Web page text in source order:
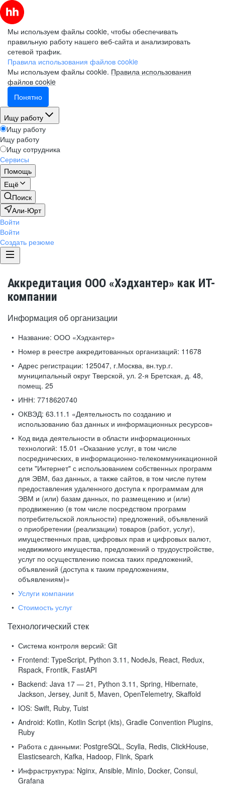
Мы используем файлы cookie, чтобы обеспечивать
правильную работу нашего веб-сайта и анализировать
сетевой трафик.
Правила использования файлов cookie
Мы используем файлы cookie. Правила использования
файлов cookie
Понятно
Ищу работу
Ищу работу
Ищу работу
Ищу сотрудника
Сервисы
Помощь
Ещё
Поиск
Али-Юрт
Войти
Войти
Создать резюме
Аккредитация ООО «Хэдхантер» как ИТ-
компании
Информация об организации
Название: ООО «Хэдхантер»
Номер в реестре аккредитованных организаций: 11678
Адрес регистрации: 125047, г.Москва, вн.тур.г.
муниципальный округ Тверской, ул. 2-я Бретская, д. 48,
помещ. 25
ИНН: 7718620740
ОКВЭД: 63.11.1 «Деятельность по созданию и
использованию баз данных и информационных ресурсов»
Код вида деятельности в области информационных
технологий: 15.01 «Оказание услуг, в том числе
посреднических, в информационно-телекоммуникационной
сети "Интернет" с использованием собственных программ
для ЭВМ, баз данных, а также сайтов, в том числе путем
предоставления удаленного доступа к программам для
ЭВМ и (или) базам данных, по размещению и (или)
продвижению (в том числе посредством программ
потребительской лояльности) предложений, объявлений
о приобретении (реализации) товаров (работ, услуг),
имущественных прав, цифровых прав и цифровых валют,
недвижимого имущества, предложений о трудоустройстве,
услуг по осуществлению поиска таких предложений,
объявлений (доступа к таким предложениям,
объявлениям)»
Услуги компании
Стоимость услуг
Технологический стек
Система контроля версий: Git
Frontend: TypeScript, Python 3.11, NodeJs, React, Redux,
Rspack, Frontik, FastAPI
Backend: Java 17 — 21, Python 3.11, Spring, Hibernate,
Jackson, Jersey, Junit 5, Maven, OpenTelemetry, Skaffold
IOS: Swift, Ruby, Tuist
Android: Kotlin, Kotlin Script (kts), Gradle Convention Plugins,
Ruby
Работа с данными: PostgreSQL, Scylla, Redis, ClickHouse,
Elasticsearch, Kafka, Hadoop, Flink, Spark
Инфраструктура: Nginx, Ansible, MinIo, Docker, Consul,
Grafana